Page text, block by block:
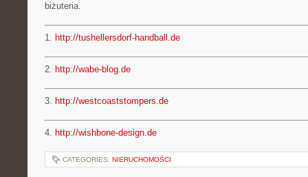
biżuteria.
1. http://tushellersdorf-handball.de
2. http://wabe-blog.de
3. http://westcoaststompers.de
4. http://wishbone-design.de
CATEGORIES: NIERUCHOMOŚCI